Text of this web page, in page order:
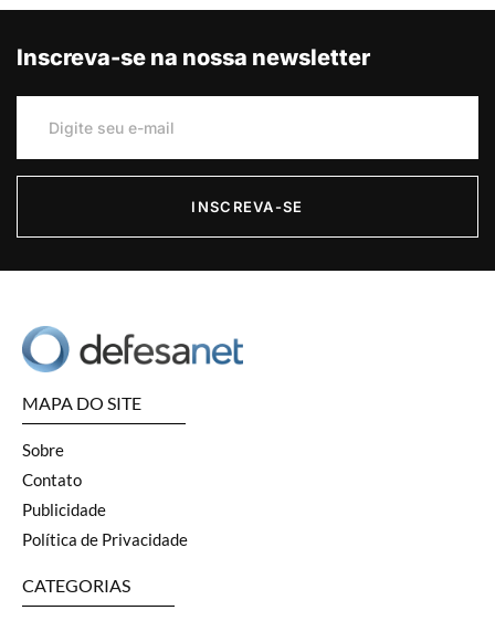
Inscreva-se na nossa newsletter
INSCREVA-SE
MAPA DO SITE
Sobre
Contato
Publicidade
Política de Privacidade
CATEGORIAS